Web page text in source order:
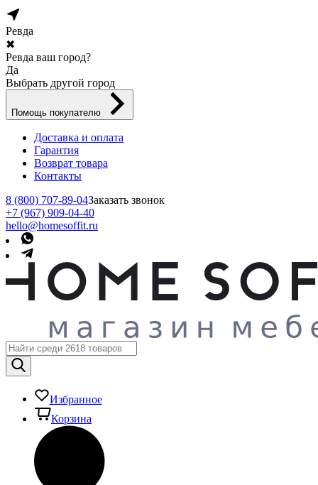
Ревда
✖
Ревда ваш город?
Да
Выбрать другой город
Помощь покупателю
Доставка и оплата
Гарантия
Возврат товара
Контакты
8 (800) 707-89-04Заказать звонок
+7 (967) 909-04-40
hello@homesoffit.ru
Избранное
Корзина